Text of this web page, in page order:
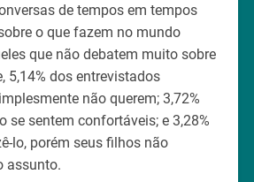
de tempos em tempos
o que fazem no mundo
que não debatem muito sobre
5,14% dos entrevistados
não querem; 3,72%
se sentem confortáveis; e 3,28%
lo, porém seus filhos não
assunto.